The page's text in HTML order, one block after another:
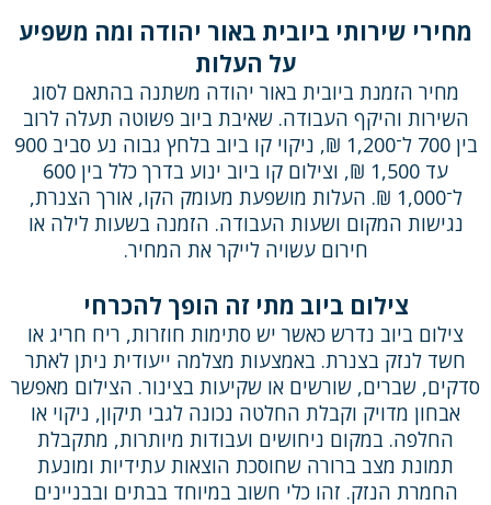
מחירי שירותי ביובית באור יהודה ומה משפיע
על העלות
מחיר הזמנת ביובית באור יהודה משתנה בהתאם לסוג
השירות והיקף העבודה. שאיבת ביוב פשוטה תעלה לרוב
בין 700 ל־1,200 ₪, ניקוי קו ביוב בלחץ גבוה נע סביב 900
עד 1,500 ₪, וצילום קו ביוב ינוע בדרך כלל בין 600
ל־1,000 ₪. העלות מושפעת מעומק הקו, אורך הצנרת,
נגישות המקום ושעות העבודה. הזמנה בשעות לילה או
חירום עשויה לייקר את המחיר.
צילום ביוב מתי זה הופך להכרחי
צילום ביוב נדרש כאשר יש סתימות חוזרות, ריח חריג או
חשד לנזק בצנרת. באמצעות מצלמה ייעודית ניתן לאתר
סדקים, שברים, שורשים או שקיעות בצינור. הצילום מאפשר
אבחון מדויק וקבלת החלטה נכונה לגבי תיקון, ניקוי או
החלפה. במקום ניחושים ועבודות מיותרות, מתקבלת
תמונת מצב ברורה שחוסכת הוצאות עתידיות ומונעת
החמרת הנזק. זהו כלי חשוב במיוחד בבתים ובבניינים